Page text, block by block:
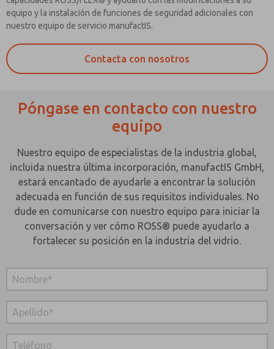
equipo y la instalación de funciones de seguridad adicionales con
nuestro equipo de servicio manufactIS.
Contacta con nosotros
Póngase en contacto con nuestro
equipo
Nuestro equipo de especialistas de la industria global,
incluida nuestra última incorporación, manufactIS GmbH,
estará encantado de ayudarle a encontrar la solución
adecuada en función de sus requisitos individuales. No
dude en comunicarse con nuestro equipo para iniciar la
conversación y ver cómo ROSS® puede ayudarlo a
fortalecer su posición en la industria del vidrio.